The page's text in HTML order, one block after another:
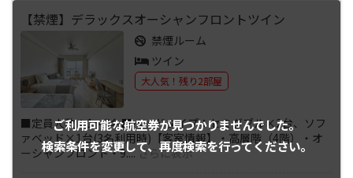
ご利用可能な航空券が見つかりませんでした。
検索条件を変更して、再度検索を行ってください。
【禁煙】デラックスオーシャンフロントツイン
禁煙ルーム
ツイン
大人気！残り2部屋
■定員人数：1～3名■ベッドタイプ：セミダブル×2台、ソフ
ァベッド×1台(3名利用時)【客室情報】・高層階（4階）・オ
ーシャンフロント・9.... さらに表示